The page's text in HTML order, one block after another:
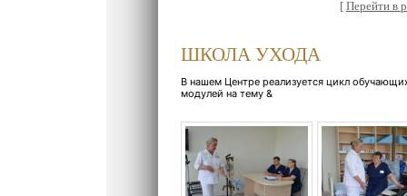
[ Перейти в
ШКОЛА УХОДА
В нашем Центре реализуется цикл
модулей на тему &